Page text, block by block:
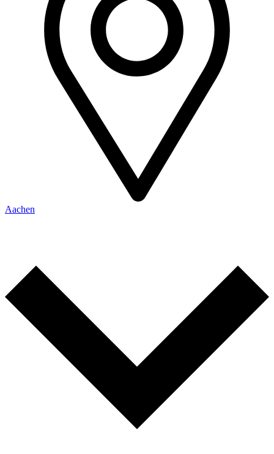
Aachen